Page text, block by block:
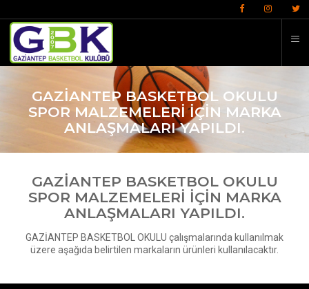
GAZİANTEP BASKETBOL OKULU
SPOR MALZEMELERİ İÇİN MARKA
ANLAŞMALARI YAPILDI.
GAZİANTEP BASKETBOL OKULU
SPOR MALZEMELERİ İÇİN MARKA
ANLAŞMALARI YAPILDI.
GAZİANTEP BASKETBOL OKULU çalışmalarında kullanılmak
üzere aşağıda belirtilen markaların ürünleri kullanılacaktır.